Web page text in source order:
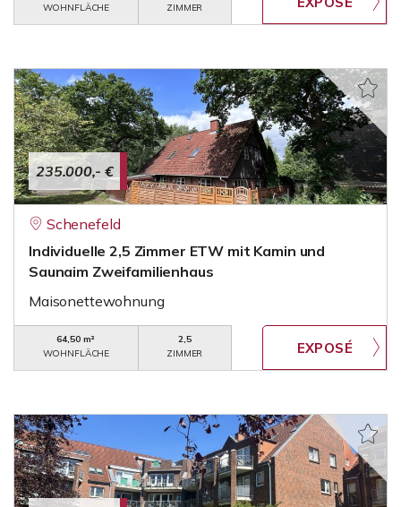
WOHNFLÄCHE
ZIMMER
235.000,- €
Schenefeld
Individuelle 2,5 Zimmer ETW mit Kamin und
Saunaim Zweifamilienhaus
Maisonettewohnung
64,50 m²
WOHNFLÄCHE
2,5
ZIMMER